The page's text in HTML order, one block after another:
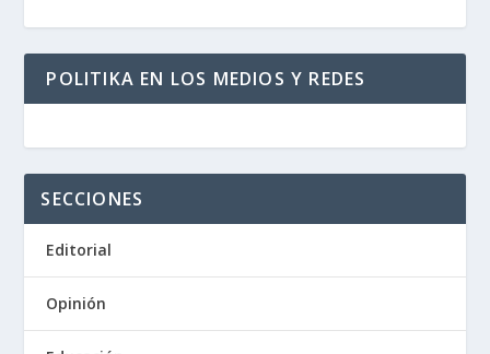
POLITIKA EN LOS MEDIOS Y REDES
SECCIONES
Editorial
Opinión